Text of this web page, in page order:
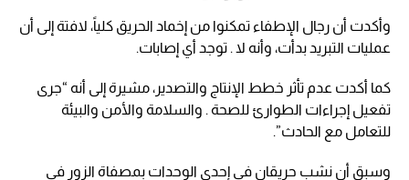
وأكدت أن رجال الإطفاء تمكنوا من إخماد الحريق كلياً، لافتة إلى أن
عمليات التبريد بدأت، وأنه لا . توجد أي إصابات.
كما أكدت عدم تأثر خطط الإنتاج والتصدير، مشيرة إلى أنه “جرى
تفعيل إجراءات الطوارئ للصحة . والسلامة والأمن والبيئة
للتعامل مع الحادث”.
وسبق أن نشب حريقان في إحدى الوحدات بمصفاة الزور في